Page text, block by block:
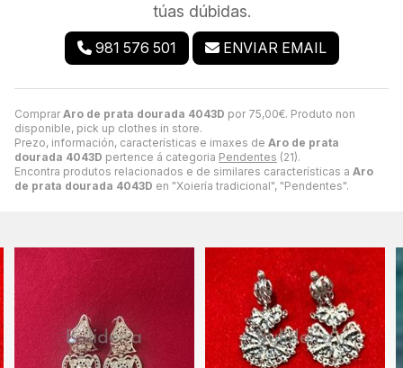
Comprar Aro de prata dourada 4043D por 75,00€. Produto non
disponible, pick up clothes in store.
Prezo, información, características e imaxes de Aro de prata
dourada 4043D pertence á categoria Pendentes (21).
Encontra produtos relacionados e de similares características a Aro
de prata dourada 4043D en "Xoiería tradicional", "Pendentes".
túas dúbidas.
981 576 501 ENVIAR EMAIL